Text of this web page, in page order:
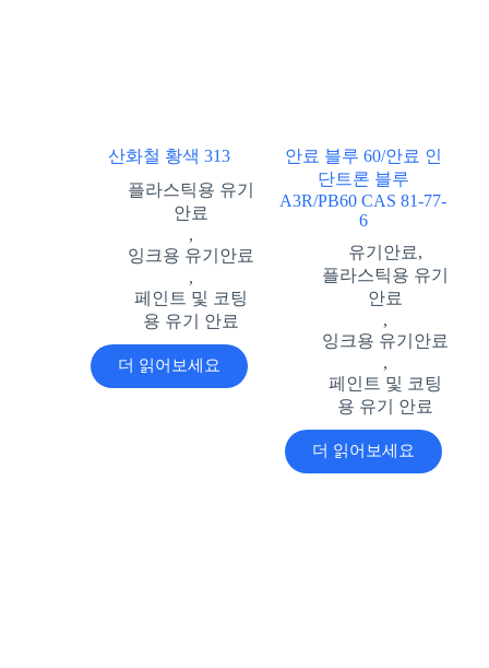
산화철 황색 313
플라스틱용 유기
안료
,
잉크용 유기안료
,
페인트 및 코팅
용 유기 안료
더 읽어보세요
안료 블루 60/안료 인
단트론 블루
A3R/PB60 CAS 81-77-
6
유기안료,
플라스틱용 유기
안료
,
잉크용 유기안료
,
페인트 및 코팅
용 유기 안료
더 읽어보세요